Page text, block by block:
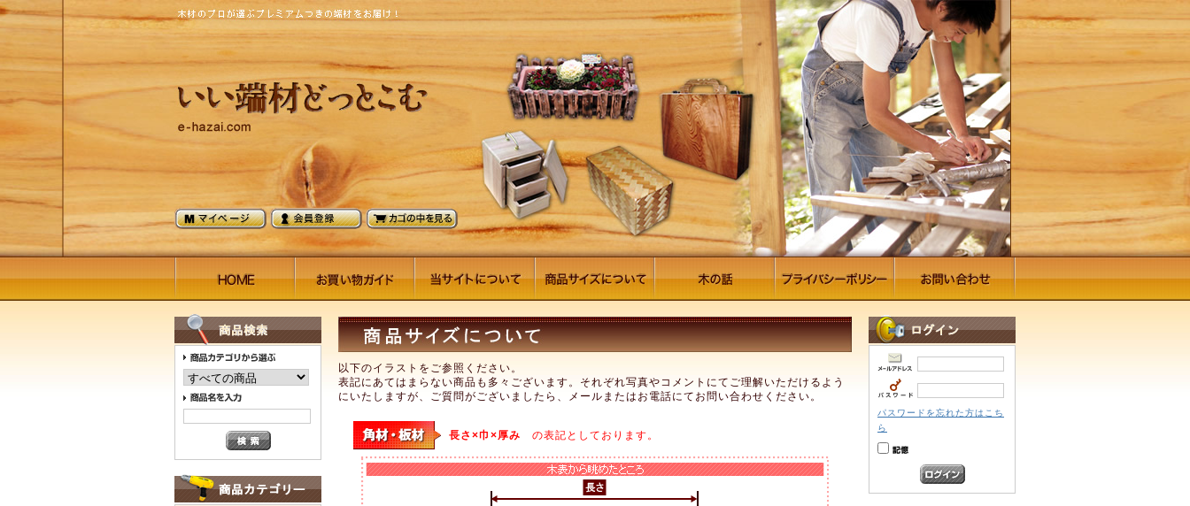
以下のイラストをご参照ください。
表記にあてはまらない商品も多々ございます。それぞれ写真やコメントにてご理解いただけるよう
にいたしますが、ご質問がございましたら、メールまたはお電話にてお問い合わせください。
長さ×巾×厚み の表記としております。
パスワードを忘れた方はこち
ら